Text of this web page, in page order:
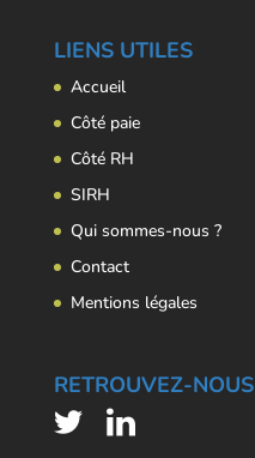
LIENS UTILES
Accueil
Côté paie
Côté RH
SIRH
Qui sommes-nous ?
Contact
Mentions légales
RETROUVEZ-NOUS